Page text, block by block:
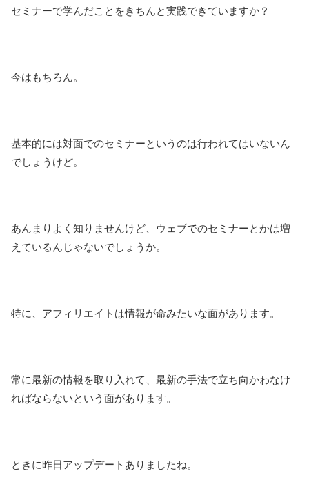
セミナーで学んだことをきちんと実践できていますか？
今はもちろん。
基本的には対面でのセミナーというのは行われてはいないん
でしょうけど。
あんまりよく知りませんけど、ウェブでのセミナーとかは増
えているんじゃないでしょうか。
特に、アフィリエイトは情報が命みたいな面があります。
常に最新の情報を取り入れて、最新の手法で立ち向かわなけ
ればならないという面があります。
ときに昨日アップデートありましたね。